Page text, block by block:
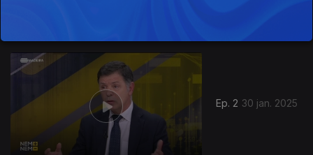
Ep. 2 30 jan. 2025
826682